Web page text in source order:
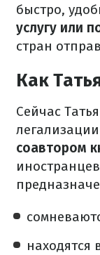
быстро,
услугу или
стран
Как
Сейчас
соавтором
находятся